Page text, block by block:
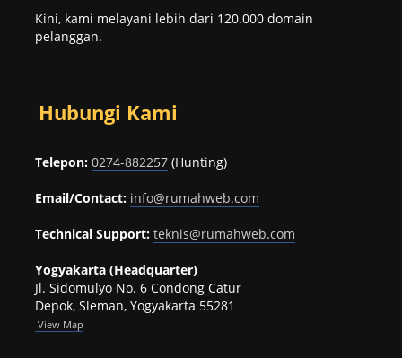
Kini, kami melayani lebih dari 120.000 domain
pelanggan.
Hubungi Kami
Telepon: 0274-882257 (Hunting)
Email/Contact: info@rumahweb.com
Technical Support: teknis@rumahweb.com
Yogyakarta (Headquarter)
Jl. Sidomulyo No. 6 Condong Catur
Depok, Sleman, Yogyakarta 55281
View Map